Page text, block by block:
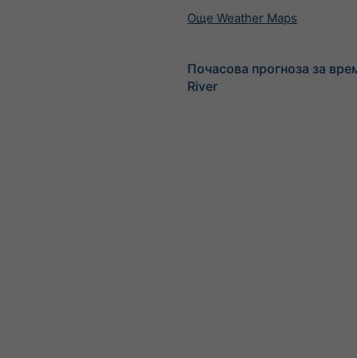
Още Weather Maps
Почасова прогноза за
River